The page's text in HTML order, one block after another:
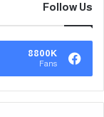
Follow Us
8800K
Fans